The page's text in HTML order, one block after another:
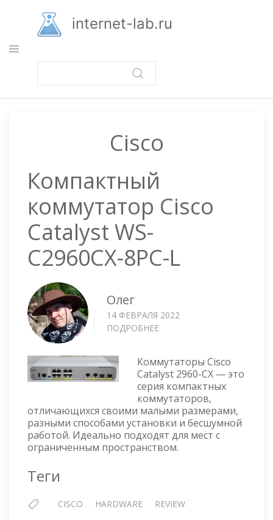
основному
содержанию
internet-lab.ru
Cisco
Компактный
коммутатор Cisco
Catalyst WS-
C2960CX-8PC-L
Олег
14 ФЕВРАЛЯ 2022
ПОДРОБНЕЕ
CISCO
CATALYST
WS-
C2960CX-
8PC-
L
Коммутаторы Cisco
Catalyst 2960-CX — это
серия компактных
коммутаторов,
отличающихся своими малыми размерами,
разными способами установки и бесшумной
работой. Идеально подходят для мест с
ограниченным пространством.
Теги
CISCO HARDWARE REVIEW